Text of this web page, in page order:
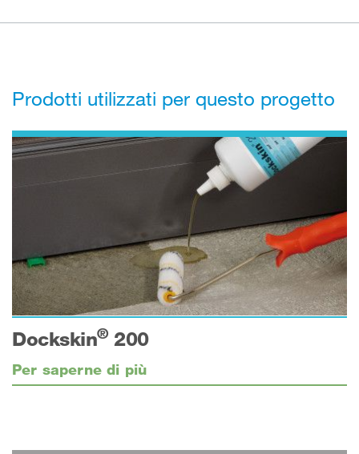
Prodotti utilizzati per questo progetto
Dockskin® 200
Per saperne di più